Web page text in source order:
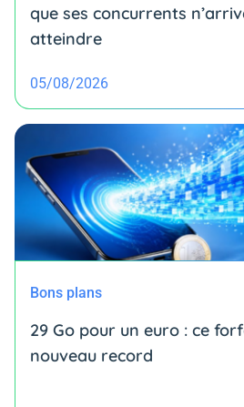
que ses concurrents
atteindre
05/08/2026
Bons plans
29 Go pour un euro : ce
nouveau record